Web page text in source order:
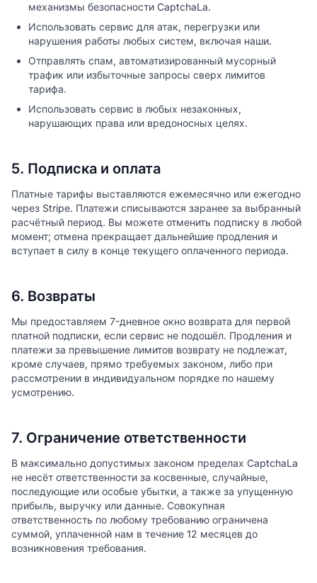
механизмы безопасности CaptchaLa.
Использовать сервис для атак, перегрузки или
нарушения работы любых систем, включая наши.
Отправлять спам, автоматизированный мусорный
трафик или избыточные запросы сверх лимитов
тарифа.
Использовать сервис в любых незаконных,
нарушающих права или вредоносных целях.
5. Подписка и оплата
Платные тарифы выставляются ежемесячно или ежегодно
через Stripe. Платежи списываются заранее за выбранный
расчётный период. Вы можете отменить подписку в любой
момент; отмена прекращает дальнейшие продления и
вступает в силу в конце текущего оплаченного периода.
6. Возвраты
Мы предоставляем 7-дневное окно возврата для первой
платной подписки, если сервис не подошёл. Продления и
платежи за превышение лимитов возврату не подлежат,
кроме случаев, прямо требуемых законом, либо при
рассмотрении в индивидуальном порядке по нашему
усмотрению.
7. Ограничение ответственности
В максимально допустимых законом пределах CaptchaLa
не несёт ответственности за косвенные, случайные,
последующие или особые убытки, а также за упущенную
прибыль, выручку или данные. Совокупная
ответственность по любому требованию ограничена
суммой, уплаченной нам в течение 12 месяцев до
возникновения требования.